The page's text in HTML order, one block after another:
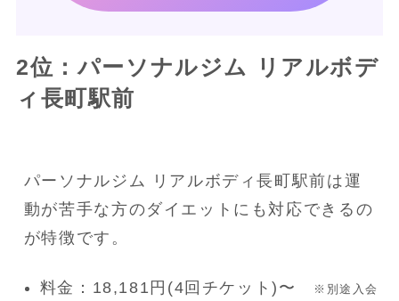
2位：パーソナルジム リアルボデ
ィ長町駅前
パーソナルジム リアルボディ長町駅前は運
動が苦手な方のダイエットにも対応できるの
が特徴です。
料金：18,181円(4回チケット)〜
※別途入会